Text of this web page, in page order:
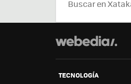
TECNOLOGÍA